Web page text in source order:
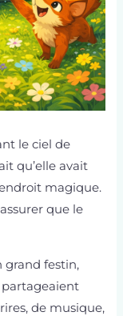
le ciel de
qu’elle avait
magique.
que le
grand festin,
partageaient
de musique,